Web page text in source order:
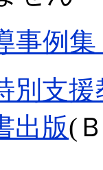
事例
別支
出版(